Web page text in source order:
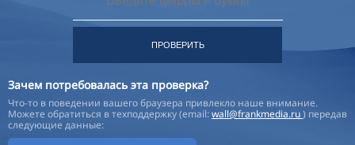
ПРОВЕРИТЬ
Зачем потребовалась эта проверка?
Что-то в поведении вашего браузера привлекло наше внимание.
Можете обратиться в техподдержку (email:wall@frankmedia.ru) передав
следующие данные: